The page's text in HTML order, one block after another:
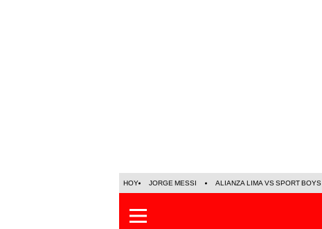
HOY JORGE MESSI ALIANZA LIMA VS SPORT BOYS